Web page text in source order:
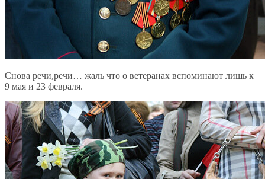
Снова речи,речи… жаль что о ветеранах вспоминают лишь к
9 мая и 23 февраля.